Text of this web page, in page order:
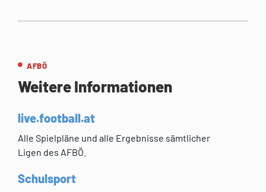
AFBÖ
Weitere Informationen
live.football.at
Alle Spielpläne und alle Ergebnisse sämtlicher
Ligen des AFBÖ.
Schulsport